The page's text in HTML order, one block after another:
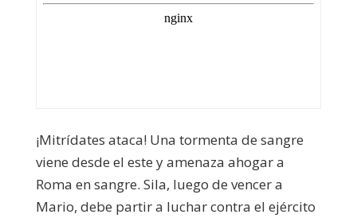
¡Mitrídates ataca! Una tormenta de sangre
viene desde el este y amenaza ahogar a
Roma en sangre. Sila, luego de vencer a
Mario, debe partir a luchar contra el ejército